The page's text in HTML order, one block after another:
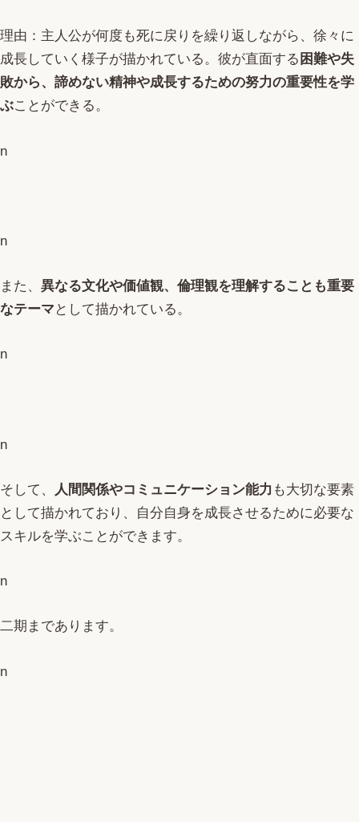
理由：主人公が何度も死に戻りを繰り返しながら、徐々に
成長していく様子が描かれている。彼が直面する 困難や失
敗から、諦めない精神や成長するための努力の重要性を学
ぶことができる。
n
n
また、 異なる文化や価値観、倫理観を理解することも重要
なテーマ として描かれている。
n
n
そして、 人間関係やコミュニケーション能力 も大切な要素
として描かれており、自分自身を成長させるために必要な
スキルを学ぶことができます。
n
二期まであります。
n